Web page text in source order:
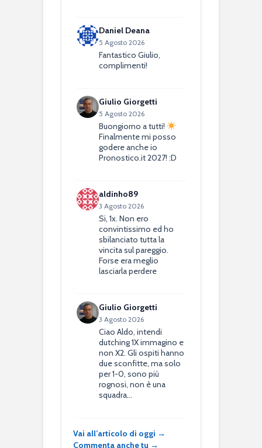
Daniel Deana
5 Agosto 2026
Fantastico Giulio,
complimenti!
Giulio Giorgetti
5 Agosto 2026
Buongiorno a tutti!
Finalmente mi posso
godere anche io
Pronostico.it 2027! :D
aldinho89
3 Agosto 2026
Si, 1x. Non ero
convintissimo ed ho
sbilanciato tutta la
vincita sul pareggio.
Forse era meglio
lasciarla perdere
Giulio Giorgetti
3 Agosto 2026
Ciao Aldo, intendi
dutching 1X immagino e
non X2. Gli ospiti hanno
due sconfitte, ma solo
per 1-0, sono più
rognosi, non è una
squadra…
Vai all’articolo di oggi →
Commenta anche tu →